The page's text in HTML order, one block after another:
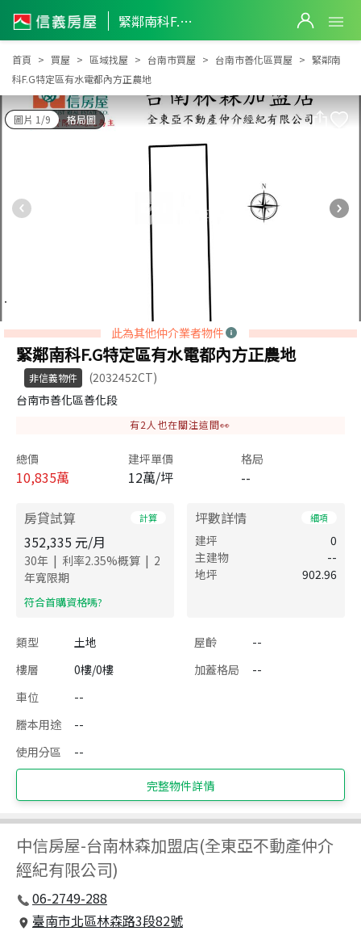
緊鄰南科F.G特定區有水電都內方正農地
緊鄰南科F.G特定區有水電都內方正農地
首頁 買屋 區域找屋 台南市買屋 台南市善化區買屋
緊鄰南
科F.G特定區有水電都內方正農地
圖片 1/9 格局圖
此為其他仲介業者物件
緊鄰南科F.G特定區有水電都內方正農地
非信義物件
(2032452CT)
台南市善化區善化段
有2 人也在關注這間👀
總價
10,835萬
建坪單價
12萬/坪
格局
--
房貸試算 計算
352,335 元/月
30年 | 利率2.35%概算 | 2
年寬限期
​符合首購資格嗎?
坪數詳情 細項
建坪
0
主建物
--
地坪
902.96
類型 土地 屋齡
--
樓層
0樓/0樓 加蓋格局
--
車位
--
謄本用途
--
使用分區
--
完整物件詳情
中信房屋-台南林森加盟店(全東亞不動產仲介
經紀有限公司)
06-2749-288
臺南市北區林森路3段82號